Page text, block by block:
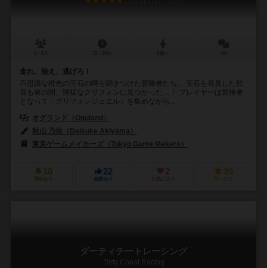
走れ、拾え、逃げろ！
不思議な橙色の宝石の噂を聞きつけた冒険者たち。 宝石を発見した歓
喜も束の間、獰猛なグリフォンに見つかった…！ プレイヤーは冒険者
となって「グリフォンジュエル」を集めながら...
オグランド（Oguland）
秋山 乃佑（Daisuke Akiyama）
東京ゲームメイカーズ（Tokyo Game Makers）
10
興味あり
22
経験あり
2
お気に入り
39
持ってる
ダーティチートレーシング
Dirty Cheat Racing